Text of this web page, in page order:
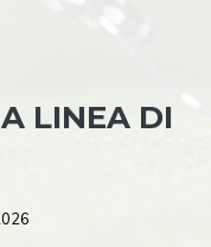
LINEA DI